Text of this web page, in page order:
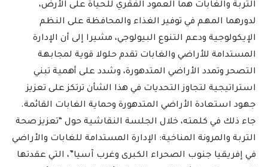
التربة والغابات هما العمود الفقري للحياة على الأرض،
لدورهما المهم في توفير الغذاء والمحافظة على النظم
الإيكولوجية ودعم التنوع البيولوجي، مشيرا إلى أن الإدارة
المستدامة للأراضي والغابات تقدم حلولا قوية لمجابهة
التصحر وتمدد الأراضي المتدهورة، وشدد على أهمية تبني
استراتيجية لتجاوز التحديات في هذا الشأن ترتكز على تعزيز
جهود استعادة الأراضي المتدهورة وحماية الغابات القائمة.
جاء ذلك في كلمته، خلال الجلسة النقاشية حول “تعزيز صحة
التربة والمرونة المناخية: الإدارة المستدامة للغابات والأراضي
في إفريقيا جنوب الصحراء الكبرى وغرب آسيا”، التي عقدتها